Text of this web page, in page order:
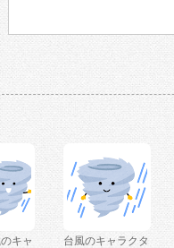
キャ
台風のキャラクタ